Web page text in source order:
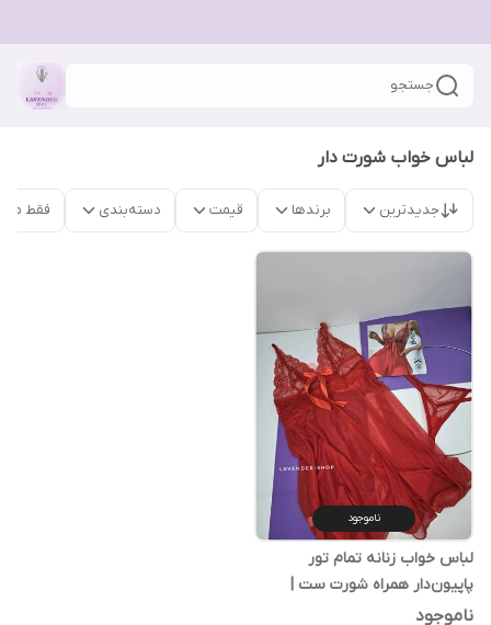
جستجو
لباس خواب شورت دار
جدیدترین برندها قیمت دسته‌بندی فقط
ناموجود
لباس خواب زنانه تمام تور
پاپیون‌دار همراه شورت ست |
فری‌سایز
ناموجود